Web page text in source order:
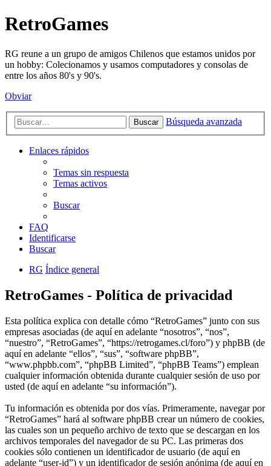
RetroGames
RG reune a un grupo de amigos Chilenos que estamos unidos por
un hobby: Colecionamos y usamos computadores y consolas de
entre los años 80's y 90's.
Obviar
Buscar Búsqueda avanzada
Enlaces rápidos
Temas sin respuesta
Temas activos
Buscar
FAQ
Identificarse
Buscar
RG Índice general
RetroGames - Política de privacidad
Esta política explica con detalle cómo “RetroGames” junto con sus
empresas asociadas (de aquí en adelante “nosotros”, “nos”,
“nuestro”, “RetroGames”, “https://retrogames.cl/foro”) y phpBB (de
aquí en adelante “ellos”, “sus”, “software phpBB”,
“www.phpbb.com”, “phpBB Limited”, “phpBB Teams”) emplean
cualquier información obtenida durante cualquier sesión de uso por
usted (de aquí en adelante “su información”).
Tu información es obtenida por dos vías. Primeramente, navegar por
“RetroGames” hará al software phpBB crear un número de cookies,
las cuales son un pequeño archivo de texto que se descargan en los
archivos temporales del navegador de su PC. Las primeras dos
cookies sólo contienen un identificador de usuario (de aquí en
adelante “user-id”) y un identificador de sesión anónima (de aquí en